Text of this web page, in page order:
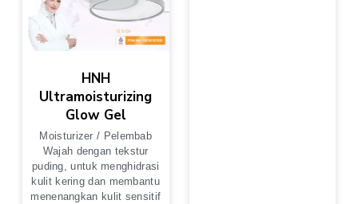
HNH
Ultramoisturizing
Glow Gel
Moisturizer / Pelembab
Wajah dengan tekstur
puding, untuk menghidrasi
kulit kering dan membantu
menenangkan kulit sensitif